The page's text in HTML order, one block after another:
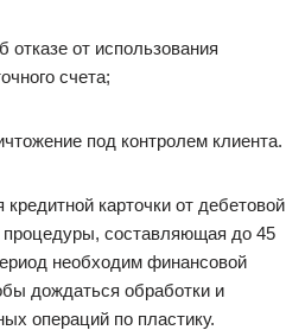
от использования
счета;
под контролем клиента.
карточки от дебетовой
составляющая до 45
необходим финансовой
дождаться обработки и
операций по пластику.